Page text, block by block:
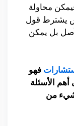
محاولة
يشترط قول
بل يمكن
فهو
الأسئلة
من